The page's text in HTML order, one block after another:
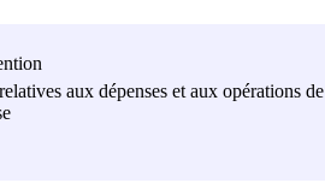
aux dépenses et aux opérations de